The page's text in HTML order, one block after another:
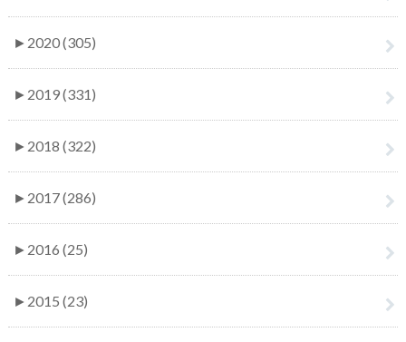
► 2020 (305)
► 2019 (331)
► 2018 (322)
► 2017 (286)
► 2016 (25)
► 2015 (23)